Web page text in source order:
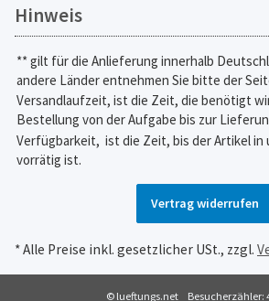
Hinweis
** gilt für die Anlieferung innerhalb
andere Länder entnehmen Sie bitte der
Versandlaufzeit, ist die Zeit, die benötigt
Bestellung von der Aufgabe bis zur
Verfügbarkeit, ist die Zeit, bis der Artikel in
vorrätig ist.
Vertrag widerrufen
* Alle Preise inkl. gesetzlicher USt., zzgl.
© lueftungs.net Besucherzähler: